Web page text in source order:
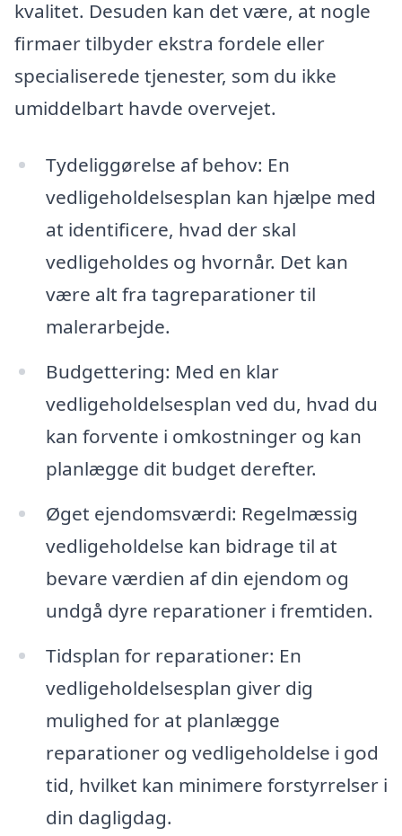
kvalitet. Desuden kan det være, at nogle
firmaer tilbyder ekstra fordele eller
specialiserede tjenester, som du ikke
umiddelbart havde overvejet.
Tydeliggørelse af behov: En
vedligeholdelsesplan kan hjælpe med
at identificere, hvad der skal
vedligeholdes og hvornår. Det kan
være alt fra tagreparationer til
malerarbejde.
Budgettering: Med en klar
vedligeholdelsesplan ved du, hvad du
kan forvente i omkostninger og kan
planlægge dit budget derefter.
Øget ejendomsværdi: Regelmæssig
vedligeholdelse kan bidrage til at
bevare værdien af din ejendom og
undgå dyre reparationer i fremtiden.
Tidsplan for reparationer: En
vedligeholdelsesplan giver dig
mulighed for at planlægge
reparationer og vedligeholdelse i god
tid, hvilket kan minimere forstyrrelser i
din dagligdag.